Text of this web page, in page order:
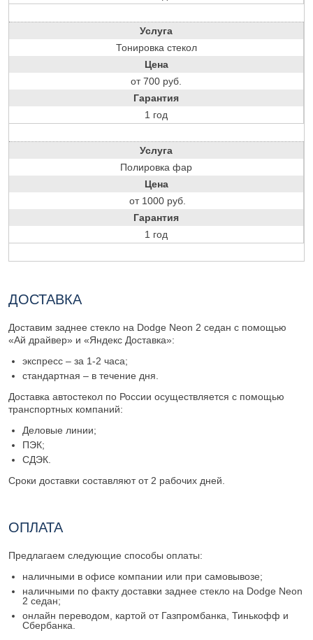
Услуга
Тонировка стекол
Цена
от 700 руб.
Гарантия
1 год
Услуга
Полировка фар
Цена
от 1000 руб.
Гарантия
1 год
ДОСТАВКА
Доставим заднее стекло на Dodge Neon 2 седан с помощью
«Ай драйвер» и «Яндекс Доставка»:
экспресс – за 1-2 часа;
стандартная – в течение дня.
Доставка автостекол по России осуществляется с помощью
транспортных компаний:
Деловые линии;
ПЭК;
СДЭК.
Сроки доставки составляют от 2 рабочих дней.
ОПЛАТА
Предлагаем следующие способы оплаты:
наличными в офисе компании или при самовывозе;
наличными по факту доставки заднее стекло на Dodge Neon
2 седан;
онлайн переводом, картой от Газпромбанка, Тинькофф и
Сбербанка.